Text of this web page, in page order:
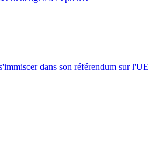
dans son référendum sur l'UE